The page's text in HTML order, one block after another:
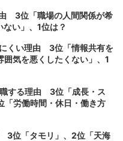
3位「職場の人間関係が希
い」、1位は？
にくい理由 3位「情報共有を
気を悪くしたくない」、1
する理由 3位「成長・ス
「労働時間・休日・働き方
3位「タモリ」、2位「天海